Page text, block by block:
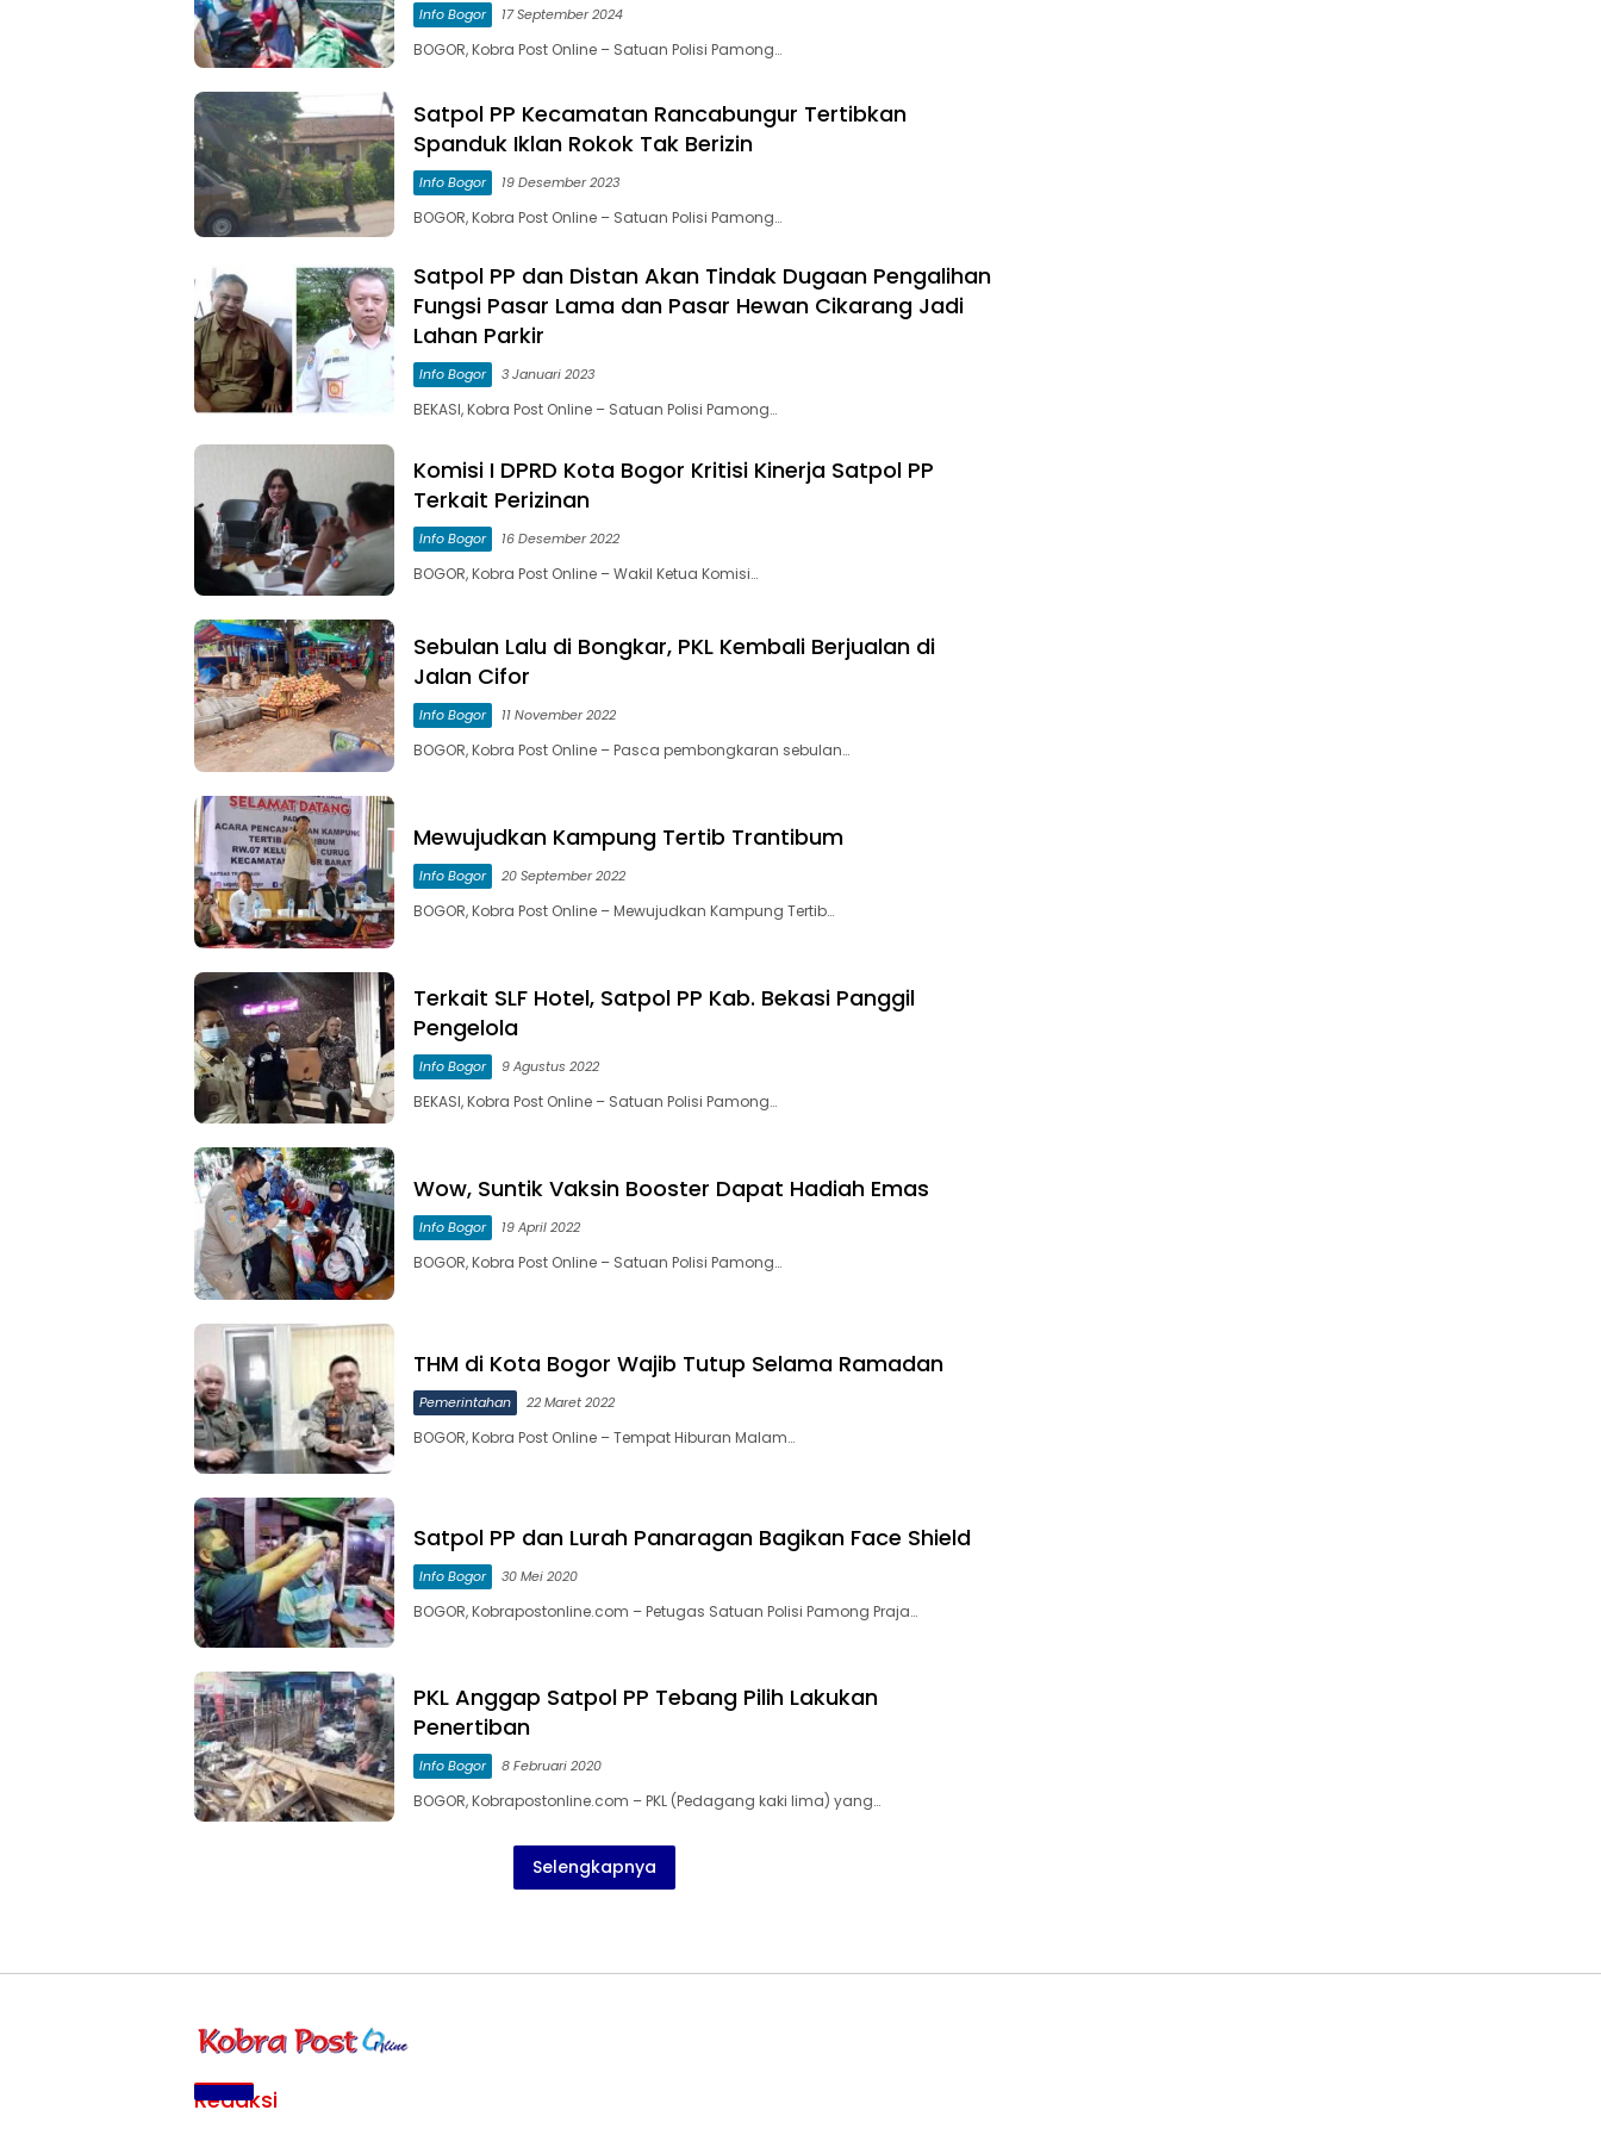
Info Bogor 17 September 2024
BOGOR, Kobra Post Online – Satuan Polisi Pamong…
Satpol PP Kecamatan Rancabungur Tertibkan
Spanduk Iklan Rokok Tak Berizin
Info Bogor 19 Desember 2023
BOGOR, Kobra Post Online – Satuan Polisi Pamong…
Satpol PP dan Distan Akan Tindak Dugaan Pengalihan
Fungsi Pasar Lama dan Pasar Hewan Cikarang Jadi
Lahan Parkir
Info Bogor 3 Januari 2023
BEKASI, Kobra Post Online – Satuan Polisi Pamong…
Komisi I DPRD Kota Bogor Kritisi Kinerja Satpol PP
Terkait Perizinan
Info Bogor 16 Desember 2022
BOGOR, Kobra Post Online – Wakil Ketua Komisi…
Sebulan Lalu di Bongkar, PKL Kembali Berjualan di
Jalan Cifor
Info Bogor 11 November 2022
BOGOR, Kobra Post Online – Pasca pembongkaran sebulan…
Mewujudkan Kampung Tertib Trantibum
Info Bogor 20 September 2022
BOGOR, Kobra Post Online – Mewujudkan Kampung Tertib…
Terkait SLF Hotel, Satpol PP Kab. Bekasi Panggil
Pengelola
Info Bogor 9 Agustus 2022
BEKASI, Kobra Post Online – Satuan Polisi Pamong…
Wow, Suntik Vaksin Booster Dapat Hadiah Emas
Info Bogor 19 April 2022
BOGOR, Kobra Post Online – Satuan Polisi Pamong…
THM di Kota Bogor Wajib Tutup Selama Ramadan
Pemerintahan 22 Maret 2022
BOGOR, Kobra Post Online – Tempat Hiburan Malam…
Satpol PP dan Lurah Panaragan Bagikan Face Shield
Info Bogor 30 Mei 2020
BOGOR, Kobrapostonline.com – Petugas Satuan Polisi Pamong Praja…
PKL Anggap Satpol PP Tebang Pilih Lakukan
Penertiban
Info Bogor 8 Februari 2020
BOGOR, Kobrapostonline.com – PKL (Pedagang kaki lima) yang…
Selengkapnya
Redaksi